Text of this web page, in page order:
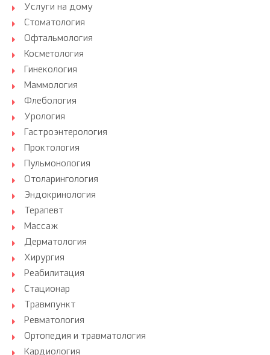
Услуги на дому
Стоматология
Офтальмология
Косметология
Гинекология
Маммология
Флебология
Урология
Гастроэнтерология
Проктология
Пульмонология
Отоларингология
Эндокринология
Терапевт
Массаж
Дерматология
Хирургия
Реабилитация
Стационар
Травмпункт
Ревматология
Ортопедия и травматология
Кардиология